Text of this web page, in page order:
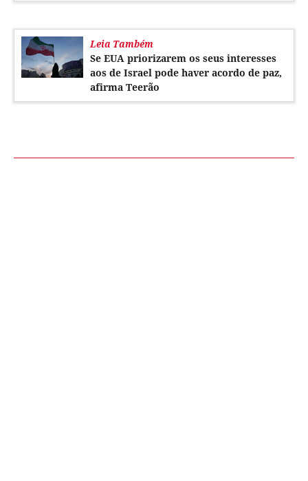
Leia Também
Se EUA priorizarem os seus interesses
aos de Israel pode haver acordo de paz,
afirma Teerão